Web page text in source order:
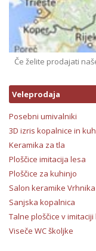
Če želite prodajati
Veleprodaja
Posebni umivalniki
3D izris kopalnice in
Keramika za tla
Ploščice imitacija lesa
Ploščice za kuhinjo
Salon keramike Vrhnika
Sanjska kopalnica
Talne ploščice v imitaciji
Viseče WC školjke